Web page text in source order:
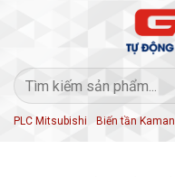
Tìm
kiếm:
PLC Mitsubishi Biến tần Kaman